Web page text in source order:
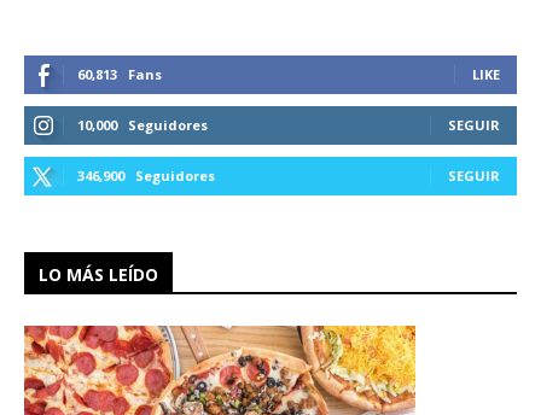
60,813 Fans LIKE
10,000 Seguidores SEGUIR
346,900 Seguidores SEGUIR
LO MÁS LEÍDO